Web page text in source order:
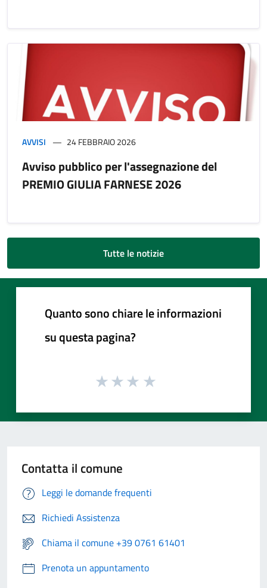
AVVISI 24 FEBBRAIO 2026
Avviso pubblico per l'assegnazione del
PREMIO GIULIA FARNESE 2026
Tutte le notizie
Quanto sono chiare le informazioni
su questa pagina?
Contatta il comune
Leggi le domande frequenti
Richiedi Assistenza
Chiama il comune +39 0761 61401
Prenota un appuntamento